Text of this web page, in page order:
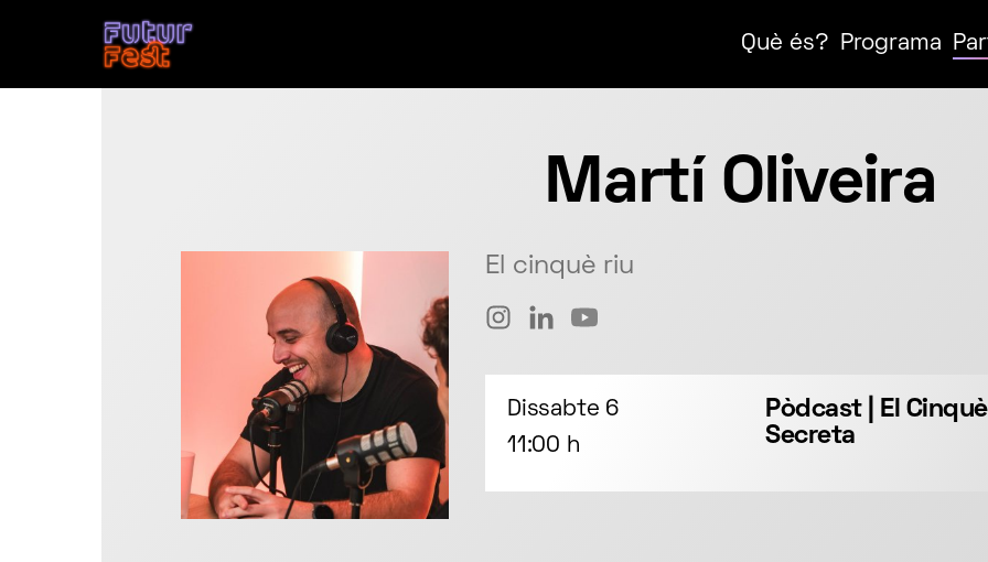
Què és? Programa
Inici Participants
Martí Oliveira
El cinquè riu
Dissabte 6
11:00 h
Pòdcast | El
Secreta